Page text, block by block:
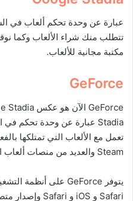
عبارة عن وحدة تحكم ألعاب في
تتطلب منك شراء الألعاب وكما
مكتبة مجانية للألعاب.
GeForce
Steam والعديد من منصات ألعاب الكمبيوتر الأخرى.